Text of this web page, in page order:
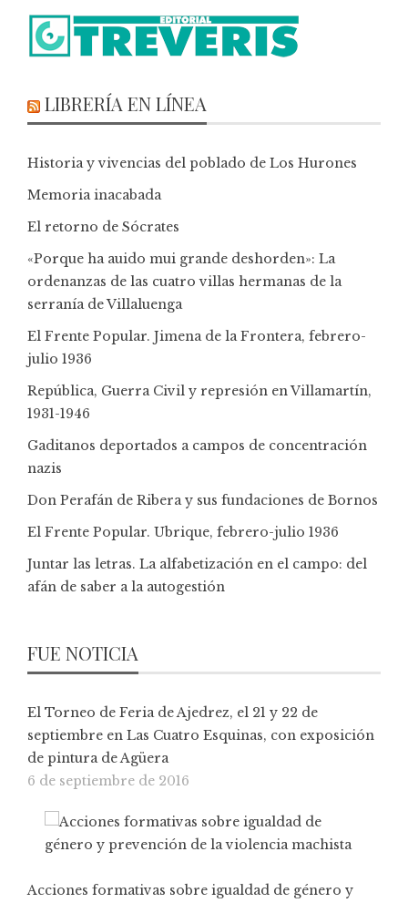
LIBRERÍA EN LÍNEA
Historia y vivencias del poblado de Los Hurones
Memoria inacabada
El retorno de Sócrates
«Porque ha auido mui grande deshorden»: La
ordenanzas de las cuatro villas hermanas de la
serranía de Villaluenga
El Frente Popular. Jimena de la Frontera, febrero-
julio 1936
República, Guerra Civil y represión en Villamartín,
1931-1946
Gaditanos deportados a campos de concentración
nazis
Don Perafán de Ribera y sus fundaciones de Bornos
El Frente Popular. Ubrique, febrero-julio 1936
Juntar las letras. La alfabetización en el campo: del
afán de saber a la autogestión
FUE NOTICIA
El Torneo de Feria de Ajedrez, el 21 y 22 de
septiembre en Las Cuatro Esquinas, con exposición
de pintura de Agüera
6 de septiembre de 2016
Acciones formativas sobre igualdad de género y